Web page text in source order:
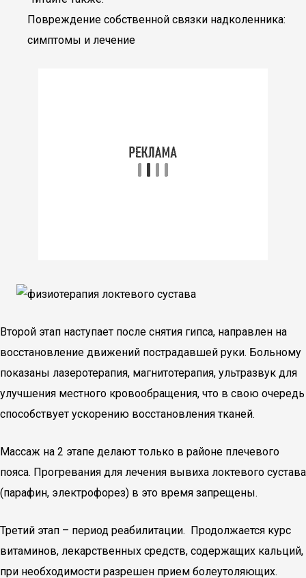
Повреждение собственной связки надколенника:
симптомы и лечение
Второй этап наступает после снятия гипса, направлен на
восстановление движений пострадавшей руки. Больному
показаны лазеротерапия, магнитотерапия, ультразвук для
улучшения местного кровообращения, что в свою очередь
способствует ускорению восстановления тканей.
Массаж на 2 этапе делают только в районе плечевого
пояса. Прогревания для лечения вывиха локтевого сустава
(парафин, электрофорез) в это время запрещены.
Третий этап – период реабилитации. Продолжается курс
витаминов, лекарственных средств, содержащих кальций,
при необходимости разрешен прием болеутоляющих.